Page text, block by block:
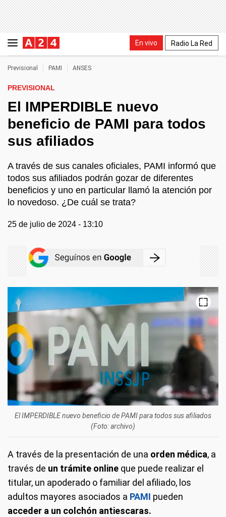
En vivo Radio La Red
Previsional PAMI ANSES
PREVISIONAL
El IMPERDIBLE nuevo
beneficio de PAMI para todos
sus afiliados
A través de sus canales oficiales, PAMI informó que
todos sus afiliados podrán gozar de diferentes
beneficios y uno en particular llamó la atención por
lo novedoso. ¿De cuál se trata?
25 de julio de 2024 - 13:10
El IMPERDIBLE nuevo beneficio de PAMI para todos sus afiliados
(Foto: archivo)
A través de la presentación de una orden médica, a
través de un trámite online que puede realizar el
titular, un apoderado o familiar del afiliado, los
adultos mayores asociados a PAMI pueden
acceder a un colchón antiescaras.